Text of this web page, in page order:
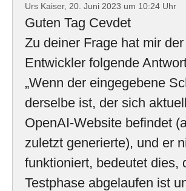
Urs Kaiser, 20. Juni 2023 um 10:24 Uhr
Guten Tag Cevdet
Zu deiner Frage hat mir
Entwickler folgende
„Wenn der eingegebene
derselbe ist, der sich
OpenAI-Website befindet
zuletzt generierte), und er
funktioniert, bedeutet dies,
Testphase abgelaufen ist